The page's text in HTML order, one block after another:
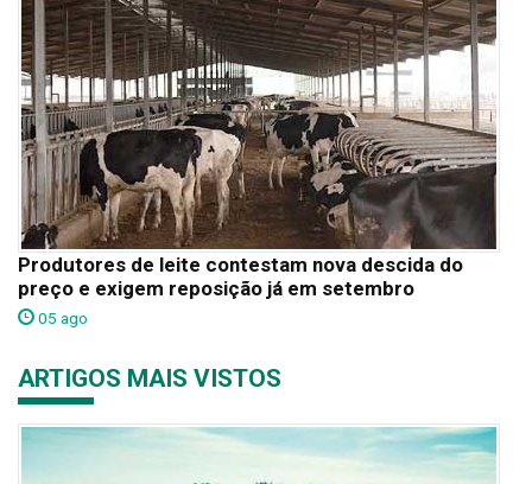
Produtores de leite contestam nova descida do
preço e exigem reposição já em setembro
05 ago
ARTIGOS MAIS VISTOS